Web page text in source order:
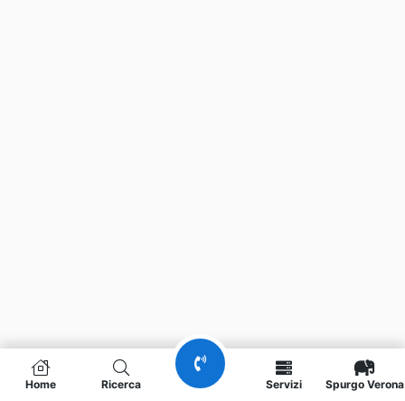
Home Ricerca Servizi Spurgo Verona